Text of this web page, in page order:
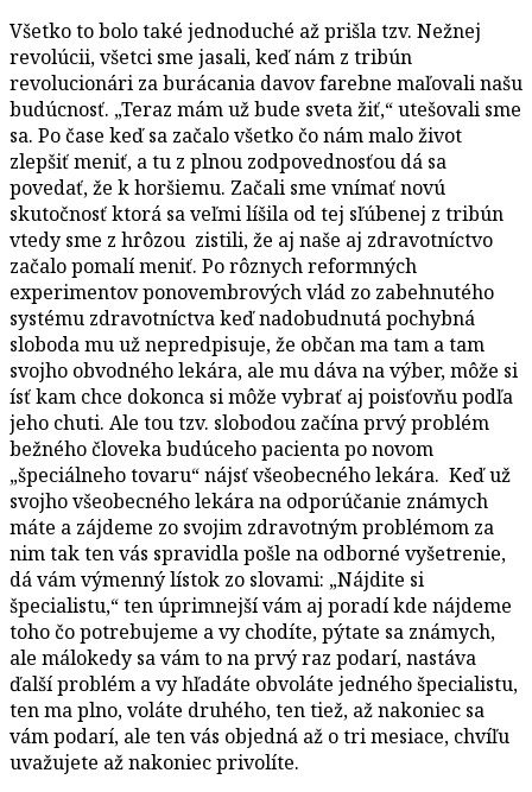
Všetko to bolo také jednoduché až prišla tzv. Nežnej
revolúcii, všetci sme jasali, keď nám z tribún
revolucionári za burácania davov farebne maľovali našu
budúcnosť. „Teraz mám už bude sveta žiť,“ utešovali sme
sa. Po čase keď sa začalo všetko čo nám malo život
zlepšiť meniť, a tu z plnou zodpovednosťou dá sa
povedať, že k horšiemu. Začali sme vnímať novú
skutočnosť ktorá sa veľmi líšila od tej sľúbenej z tribún
vtedy sme z hrôzou zistili, že aj naše aj zdravotníctvo
začalo pomalí meniť. Po rôznych reformných
experimentov ponovembrových vlád zo zabehnutého
systému zdravotníctva keď nadobudnutá pochybná
sloboda mu už nepredpisuje, že občan ma tam a tam
svojho obvodného lekára, ale mu dáva na výber, môže si
ísť kam chce dokonca si môže vybrať aj poisťovňu podľa
jeho chuti. Ale tou tzv. slobodou začína prvý problém
bežného človeka budúceho pacienta po novom
„špeciálneho tovaru“ nájsť všeobecného lekára. Keď už
svojho všeobecného lekára na odporúčanie známych
máte a zájdeme zo svojim zdravotným problémom za
nim tak ten vás spravidla pošle na odborné vyšetrenie,
dá vám výmenný lístok zo slovami: „Nájdite si
špecialistu,“ ten úprimnejší vám aj poradí kde nájdeme
toho čo potrebujeme a vy chodíte, pýtate sa známych,
ale málokedy sa vám to na prvý raz podarí, nastáva
ďalší problém a vy hľadáte obvoláte jedného špecialistu,
ten ma plno, voláte druhého, ten tiež, až nakoniec sa
vám podarí, ale ten vás objedná až o tri mesiace, chvíľu
uvažujete až nakoniec privolíte.